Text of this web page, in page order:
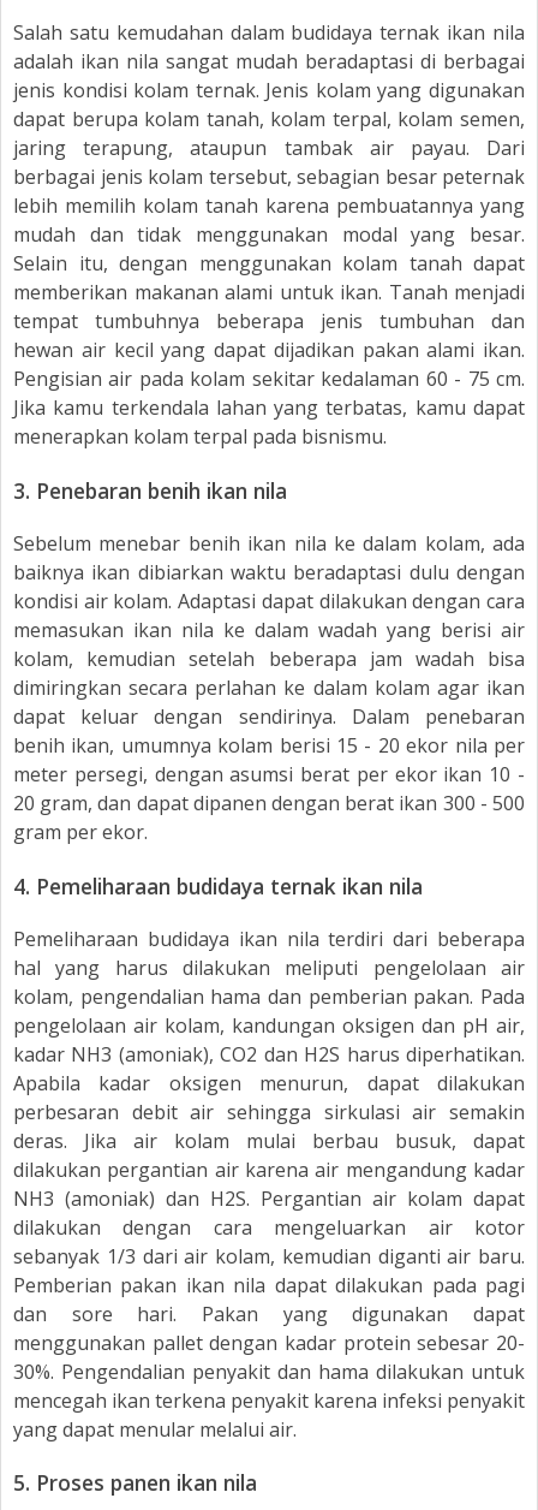
Salah satu kemudahan dalam budidaya ternak ikan nila
adalah ikan nila sangat mudah beradaptasi di berbagai
jenis kondisi kolam ternak. Jenis kolam yang digunakan
dapat berupa kolam tanah, kolam terpal, kolam semen,
jaring terapung, ataupun tambak air payau. Dari
berbagai jenis kolam tersebut, sebagian besar peternak
lebih memilih kolam tanah karena pembuatannya yang
mudah dan tidak menggunakan modal yang besar.
Selain itu, dengan menggunakan kolam tanah dapat
memberikan makanan alami untuk ikan. Tanah menjadi
tempat tumbuhnya beberapa jenis tumbuhan dan
hewan air kecil yang dapat dijadikan pakan alami ikan.
Pengisian air pada kolam sekitar kedalaman 60 - 75 cm.
Jika kamu terkendala lahan yang terbatas, kamu dapat
menerapkan kolam terpal pada bisnismu.
3. Penebaran benih ikan nila
Sebelum menebar benih ikan nila ke dalam kolam, ada
baiknya ikan dibiarkan waktu beradaptasi dulu dengan
kondisi air kolam. Adaptasi dapat dilakukan dengan cara
memasukan ikan nila ke dalam wadah yang berisi air
kolam, kemudian setelah beberapa jam wadah bisa
dimiringkan secara perlahan ke dalam kolam agar ikan
dapat keluar dengan sendirinya. Dalam penebaran
benih ikan, umumnya kolam berisi 15 - 20 ekor nila per
meter persegi, dengan asumsi berat per ekor ikan 10 -
20 gram, dan dapat dipanen dengan berat ikan 300 - 500
gram per ekor.
4. Pemeliharaan budidaya ternak ikan nila
Pemeliharaan budidaya ikan nila terdiri dari beberapa
hal yang harus dilakukan meliputi pengelolaan air
kolam, pengendalian hama dan pemberian pakan. Pada
pengelolaan air kolam, kandungan oksigen dan pH air,
kadar NH3 (amoniak), CO2 dan H2S harus diperhatikan.
Apabila kadar oksigen menurun, dapat dilakukan
perbesaran debit air sehingga sirkulasi air semakin
deras. Jika air kolam mulai berbau busuk, dapat
dilakukan pergantian air karena air mengandung kadar
NH3 (amoniak) dan H2S. Pergantian air kolam dapat
dilakukan dengan cara mengeluarkan air kotor
sebanyak 1/3 dari air kolam, kemudian diganti air baru.
Pemberian pakan ikan nila dapat dilakukan pada pagi
dan sore hari. Pakan yang digunakan dapat
menggunakan pallet dengan kadar protein sebesar 20-
30%. Pengendalian penyakit dan hama dilakukan untuk
mencegah ikan terkena penyakit karena infeksi penyakit
yang dapat menular melalui air.
5. Proses panen ikan nila